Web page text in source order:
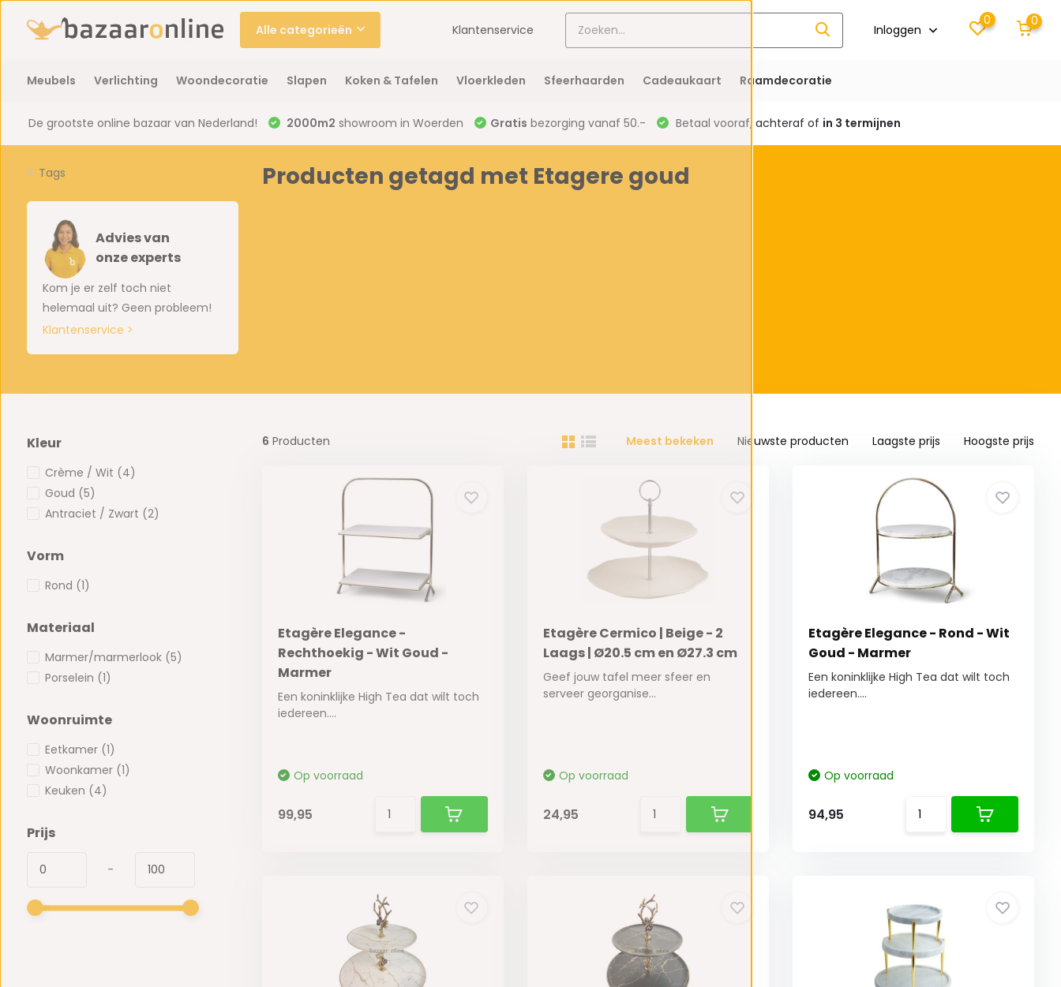
Alle categorieën Klantenservice Inloggen
0 0
Meubels Verlichting Woondecoratie Slapen Koken & Tafelen Vloerkleden Sfeerhaarden Cadeaukaart Raamdecoratie
De grootste online bazaar van Nederland! 2000m2 showroom in Woerden Gratis bezorging vanaf 50.- Betaal vooraf, achteraf of in 3 termijnen
Tags
Advies van
onze experts
Kom je er zelf toch niet
helemaal uit? Geen probleem!
Klantenservice >
Producten getagd met Etagere goud
Kleur
Crème / Wit (4)
Goud (5)
Antraciet / Zwart (2)
Vorm
Rond (1)
Materiaal
Marmer/marmerlook (5)
Porselein (1)
Woonruimte
Eetkamer (1)
Woonkamer (1)
Keuken (4)
Prijs
-
6 Producten Meest bekeken Nieuwste producten Laagste prijs Hoogste prijs
Etagère Elegance -
Rechthoekig - Wit Goud -
Marmer
Een koninklijke High Tea dat wilt toch
iedereen....
Op voorraad
99,95
Etagère Cermico | Beige - 2
Laags | Ø20.5 cm en Ø27.3 cm
Geef jouw tafel meer sfeer en
serveer georganise...
Op voorraad
24,95
Etagère Elegance - Rond - Wit
Goud - Marmer
Een koninklijke High Tea dat wilt toch
iedereen....
Op voorraad
94,95